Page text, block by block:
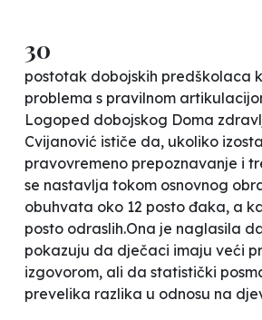
30
postotak dobojskih predškolaca
problema s pravilnom
Logoped dobojskog Doma
Cvijanović ističe da, ukoliko
pravovremeno prepoznavanje i
se nastavlja tokom osnovnog
obuhvata oko 12 posto đaka, a
posto odraslih.Ona je naglasila
pokazuju da dječaci imaju veći
izgovorom, ali da statistički
prevelika razlika u odnosu na